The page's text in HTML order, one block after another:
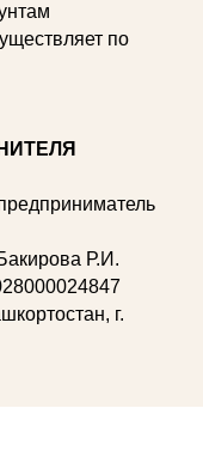
по
Р.И.
г.